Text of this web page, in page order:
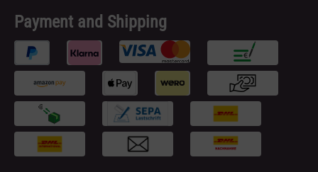
Payment and Shipping